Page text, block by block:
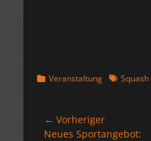
Kategorien
Veranstaltung Schlagworte
Squash
Beitragsnavigation
← Vorheriger
Vorheriger
Neues Sportangebot: